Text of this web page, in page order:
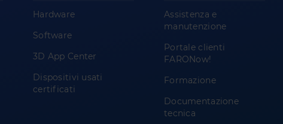
Hardware
Software
3D App Center
Dispositivi usati
certificati
Assistenza e
manutenzione
Portale clienti
FARONow!
Formazione
Documentazione
tecnica